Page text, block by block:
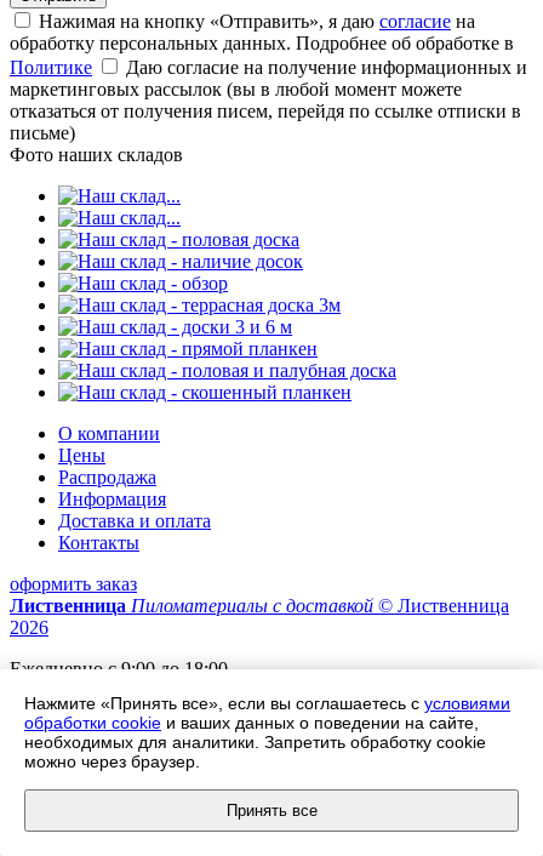
Нажимая на кнопку «Отправить», я даю согласие на
обработку персональных данных. Подробнее об обработке в
Политике
Даю согласие на получение информационных и
маркетинговых рассылок (вы в любой момент можете
отказаться от получения писем, перейдя по ссылке отписки в
письме)
Фото наших складов
О компании
Цены
Распродажа
Информация
Доставка и оплата
Контакты
оформить заказ
Лиственница Пиломатериалы с доставкой © Лиственница
2026
Ежедневно с 9:00 до 18:00
г. Москва, Проектируемый Проезд № 134
Рядом с метро Саларьево, Румянцево, Тропарево
+7 (495) 532-97-71
Заказать обратный звонок
Нажмите «Принять все», если вы соглашаетесь с условиями
обработки cookie и ваших данных о поведении на сайте,
необходимых для аналитики. Запретить обработку cookie
можно через браузер.
Принять все